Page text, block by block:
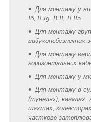
Для монтажу у
Iб, B-Ig, В-II, В-IIa
Для монтажу
вибухонебезпечних
Для монтажу
горизонтальних
Для монтажу у
Для монтажу в
(тунелях), каналах,
шахтах, колекторах,
частково